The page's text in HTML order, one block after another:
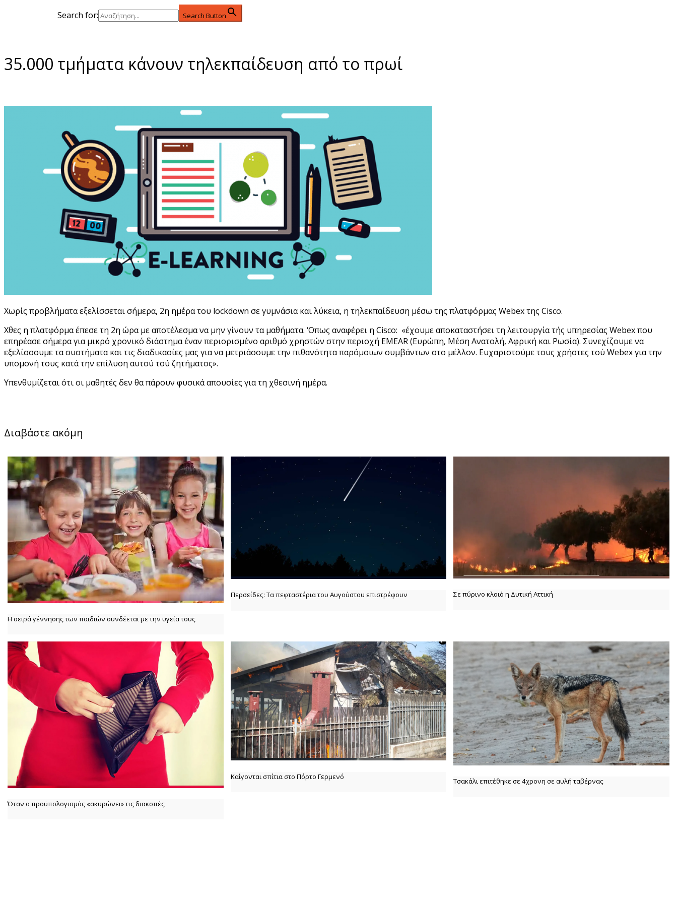
Search for: Search Button
35.000 τμήματα κάνουν τηλεκπαίδευση από το πρωί
Χωρίς προβλήματα εξελίσσεται σήμερα, 2η ημέρα του lockdown σε γυμνάσια και λύκεια, η τηλεκπαίδευση μέσω της πλατφόρμας Webex της Cisco.
Χθες η πλατφόρμα έπεσε τη 2η ώρα με αποτέλεσμα να μην γίνουν τα μαθήματα. ‘Οπως αναφέρει η Cisco: «έχουμε αποκαταστήσει τη λειτουργία τής υπηρεσίας Webex που
επηρέασε σήμερα για μικρό χρονικό διάστημα έναν περιορισμένο αριθμό χρηστών στην περιοχή EMEAR (Ευρώπη, Μέση Ανατολή, Αφρική και Ρωσία). Συνεχίζουμε να
εξελίσσουμε τα συστήματα και τις διαδικασίες μας για να μετριάσουμε την πιθανότητα παρόμοιων συμβάντων στο μέλλον. Ευχαριστούμε τους χρήστες τού Webex για την
υπομονή τους κατά την επίλυση αυτού τού ζητήματος».
Υπενθυμίζεται ότι οι μαθητές δεν θα πάρουν φυσικά απουσίες για τη χθεσινή ημέρα.
Διαβάστε ακόμη
Η σειρά γέννησης των παιδιών συνδέεται με την υγεία τους
Περσείδες: Τα πεφταστέρια του Αυγούστου επιστρέφουν Σε πύρινο κλοιό η Δυτική Αττική
Όταν ο προϋπολογισμός «ακυρώνει» τις διακοπές
Καίγονται σπίτια στο Πόρτο Γερμενό
Τσακάλι επιτέθηκε σε 4χρονη σε αυλή ταβέρνας